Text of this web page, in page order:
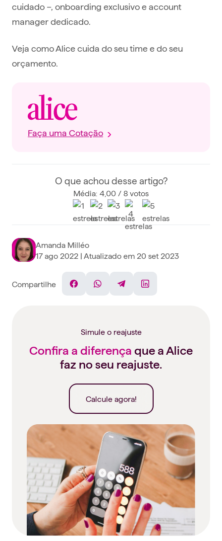
cuidado –, onboarding exclusivo e account
manager dedicado.
Veja como Alice cuida do seu time e do seu
orçamento.
Faça uma Cotação
O que achou desse artigo?
Média: 4,00 / 8 votos
Amanda Milléo
17 ago 2022 | Atualizado em 20 set 2023
Compartilhe
FacebookWhatsAppTelegramLinkedin
Simule o reajuste
Confira a diferença que a Alice
faz no seu reajuste.
Calcule agora!